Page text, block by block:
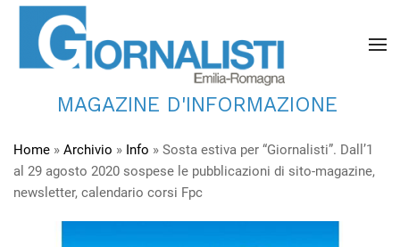
MAGAZINE D'INFORMAZIONE
Home » Archivio » Info » Sosta estiva per “Giornalisti”. Dall’1
al 29 agosto 2020 sospese le pubblicazioni di sito-magazine,
newsletter, calendario corsi Fpc